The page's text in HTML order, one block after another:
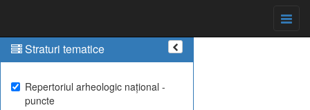
Straturi tematice
Repertoriul arheologic național -
puncte